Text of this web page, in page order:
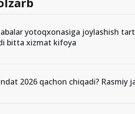
yotoqxonasiga joylashish
bitta xizmat kifoya
2026 qachon chiqadi? Rasmiy